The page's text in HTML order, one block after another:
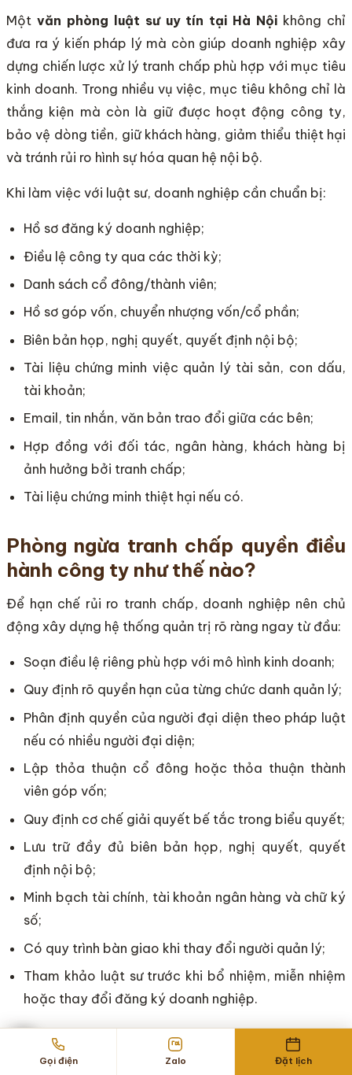
Một văn phòng luật sư uy tín tại Hà Nội không chỉ
đưa ra ý kiến pháp lý mà còn giúp doanh nghiệp xây
dựng chiến lược xử lý tranh chấp phù hợp với mục tiêu
kinh doanh. Trong nhiều vụ việc, mục tiêu không chỉ là
thắng kiện mà còn là giữ được hoạt động công ty,
bảo vệ dòng tiền, giữ khách hàng, giảm thiểu thiệt hại
và tránh rủi ro hình sự hóa quan hệ nội bộ.
Khi làm việc với luật sư, doanh nghiệp cần chuẩn bị:
Hồ sơ đăng ký doanh nghiệp;
Điều lệ công ty qua các thời kỳ;
Danh sách cổ đông/thành viên;
Hồ sơ góp vốn, chuyển nhượng vốn/cổ phần;
Biên bản họp, nghị quyết, quyết định nội bộ;
Tài liệu chứng minh việc quản lý tài sản, con dấu,
tài khoản;
Email, tin nhắn, văn bản trao đổi giữa các bên;
Hợp đồng với đối tác, ngân hàng, khách hàng bị
ảnh hưởng bởi tranh chấp;
Tài liệu chứng minh thiệt hại nếu có.
Phòng ngừa tranh chấp quyền điều
hành công ty như thế nào?
Để hạn chế rủi ro tranh chấp, doanh nghiệp nên chủ
động xây dựng hệ thống quản trị rõ ràng ngay từ đầu:
Soạn điều lệ riêng phù hợp với mô hình kinh doanh;
Quy định rõ quyền hạn của từng chức danh quản lý;
Phân định quyền của người đại diện theo pháp luật
nếu có nhiều người đại diện;
Lập thỏa thuận cổ đông hoặc thỏa thuận thành
viên góp vốn;
Quy định cơ chế giải quyết bế tắc trong biểu quyết;
Lưu trữ đầy đủ biên bản họp, nghị quyết, quyết
định nội bộ;
Minh bạch tài chính, tài khoản ngân hàng và chữ ký
số;
Có quy trình bàn giao khi thay đổi người quản lý;
Tham khảo luật sư trước khi bổ nhiệm, miễn nhiệm
hoặc thay đổi đăng ký doanh nghiệp.
Việc phòng ngừa luôn ít tốn kém hơn rất nhiều so với
xử lý tranh chấp đã bùng phát.
Gọi điện Zalo Đặt lịch